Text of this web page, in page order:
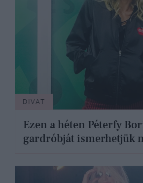
DIVAT
Ezen a héten Péterfy
gardróbját ismerhetjük